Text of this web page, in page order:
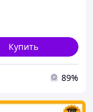
Купить
89%